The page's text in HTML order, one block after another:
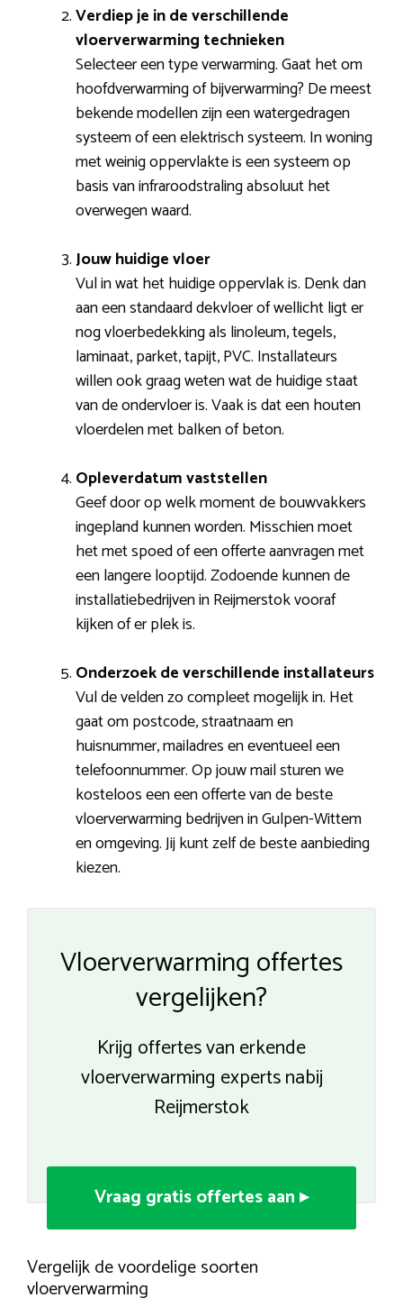
Verdiep je in de verschillende
vloerverwarming technieken
Selecteer een type verwarming. Gaat het om
hoofdverwarming of bijverwarming? De meest
bekende modellen zijn een watergedragen
systeem of een elektrisch systeem. In woning
met weinig oppervlakte is een systeem op
basis van infraroodstraling absoluut het
overwegen waard.
Jouw huidige vloer
Vul in wat het huidige oppervlak is. Denk dan
aan een standaard dekvloer of wellicht ligt er
nog vloerbedekking als linoleum, tegels,
laminaat, parket, tapijt, PVC. Installateurs
willen ook graag weten wat de huidige staat
van de ondervloer is. Vaak is dat een houten
vloerdelen met balken of beton.
Opleverdatum vaststellen
Geef door op welk moment de bouwvakkers
ingepland kunnen worden. Misschien moet
het met spoed of een offerte aanvragen met
een langere looptijd. Zodoende kunnen de
installatiebedrijven in Reijmerstok vooraf
kijken of er plek is.
Onderzoek de verschillende installateurs
Vul de velden zo compleet mogelijk in. Het
gaat om postcode, straatnaam en
huisnummer, mailadres en eventueel een
telefoonnummer. Op jouw mail sturen we
kosteloos een een offerte van de beste
vloerverwarming bedrijven in Gulpen-Wittem
en omgeving. Jij kunt zelf de beste aanbieding
kiezen.
Vloerverwarming offertes
vergelijken?
Krijg offertes van erkende
vloerverwarming experts nabij
Reijmerstok
Vraag gratis offertes aan ▸
Vergelijk de voordelige soorten
vloerverwarming